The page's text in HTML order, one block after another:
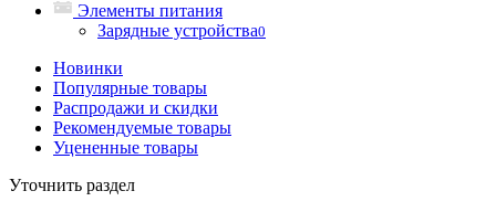
Элементы питания
Зарядные устройства0
Новинки
Популярные товары
Распродажи и скидки
Рекомендуемые товары
Уцененные товары
Уточнить раздел